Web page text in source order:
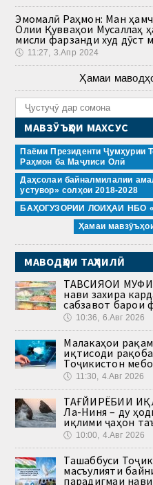
Эмомалӣ Раҳмон: Ман
Олии Қувваҳои Мусаллаҳ
мисли фарзанди худ дӯст
🕔 11:27, 3.Апр 2024
Ҳамаи
МАВЗӮЪҲОИ МАХСУС
Паёми Президенти Ҷумҳурии
Раҳмон ба Маҷлиси Олӣ
Даҳсолаи байналмилалии
устувор» солҳои 2018-2028
БАҲОГУЗОРИИ ЛОИҲАИ НБО
Ҳамаи
МАВОДҲОИ ТАҲЛИЛӢ
ТАВСИЯҲОИ
нави захира
сабзавот барои
🕔 10:36, 6.Авг 2026
Малакаҳои
иқтисоди
Тоҷикистон
🕔 11:30, 4.Авг 2026
ТАҒЙИРЁБИИ
Ла-Ниня – ду
иқлими ҷаҳон
🕔 10:00, 4.Авг 2026
Ташаббуси
масъулияти
парадигмаи нави